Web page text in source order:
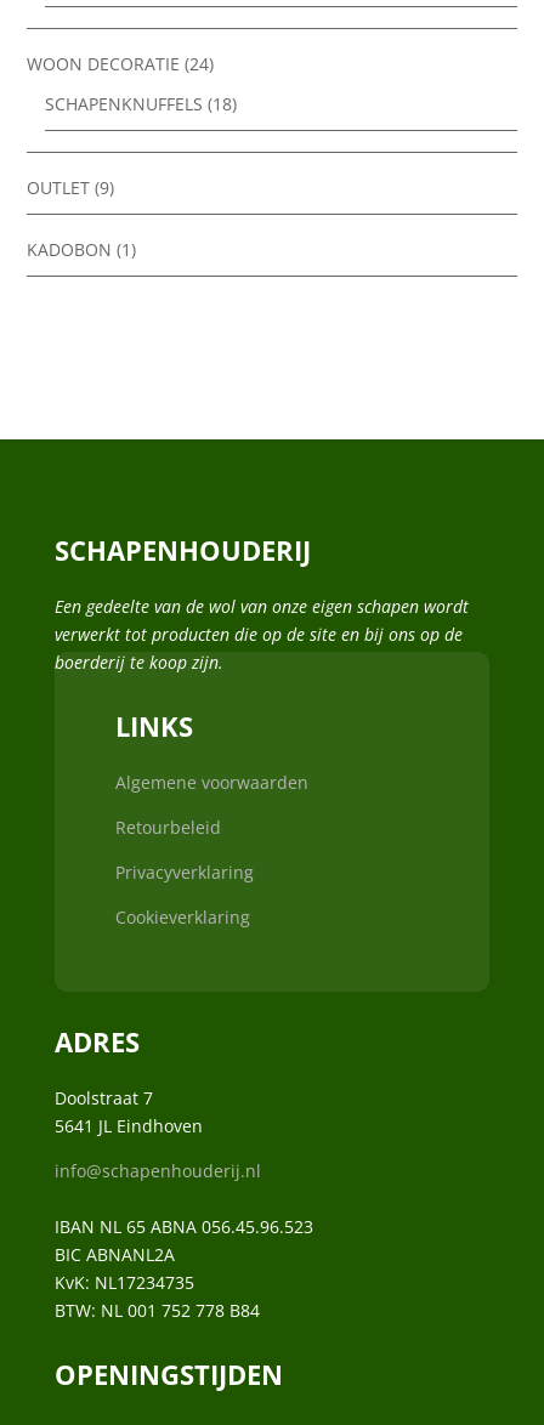
WOON DECORATIE (24)
SCHAPENKNUFFELS (18)
OUTLET (9)
KADOBON (1)
SCHAPENHOUDERIJ
Een gedeelte van de wol van onze eigen schapen wordt
verwerkt tot producten die op de site en bij ons op de
boerderij te koop zijn.
LINKS
Algemene voorwaarden
Retourbeleid
Privacyverklaring
Cookieverklaring
ADRES
Doolstraat 7
5641 JL Eindhoven
info@schapenhouderij.nl
IBAN NL 65 ABNA 056.45.96.523
BIC ABNANL2A
KvK: NL17234735
BTW: NL 001 752 778 B84
OPENINGSTIJDEN